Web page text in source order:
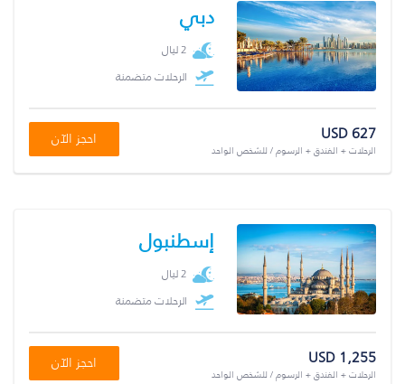
دبي
2 ليال
الرحلات متضمنة
USD 627
الرحلات + الفندق + الرسوم / للشخص الواحد
احجز الآن
إسطنبول
2 ليال
الرحلات متضمنة
USD 1,255
الرحلات + الفندق + الرسوم / للشخص الواحد
احجز الآن